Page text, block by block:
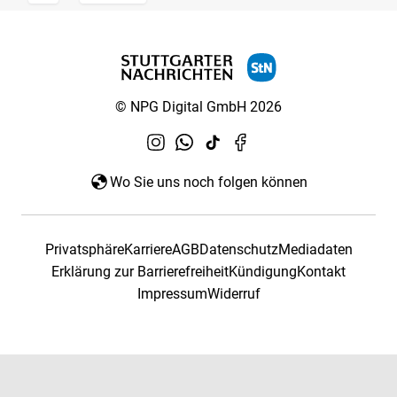
© NPG Digital GmbH 2026
Wo Sie uns noch folgen können
PrivatsphäreKarriereAGBDatenschutzMediadaten
Erklärung zur BarrierefreiheitKündigungKontakt
ImpressumWiderruf